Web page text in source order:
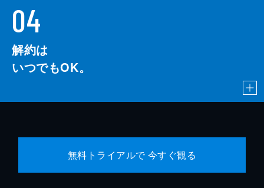
04
解約は
いつでもOK。
無料トライアルで 今すぐ観る